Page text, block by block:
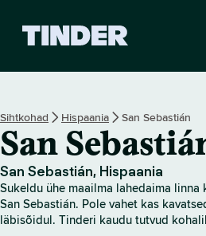
r
i
a
v
a
l
e
Sihtkohad Hispaania San Sebastián
San
San Sebastián, Hispaania
Sukeldu ühe maailma lahedaima
San Sebastián. Pole vahet kas
läbisõidul. Tinderi kaudu tutvud